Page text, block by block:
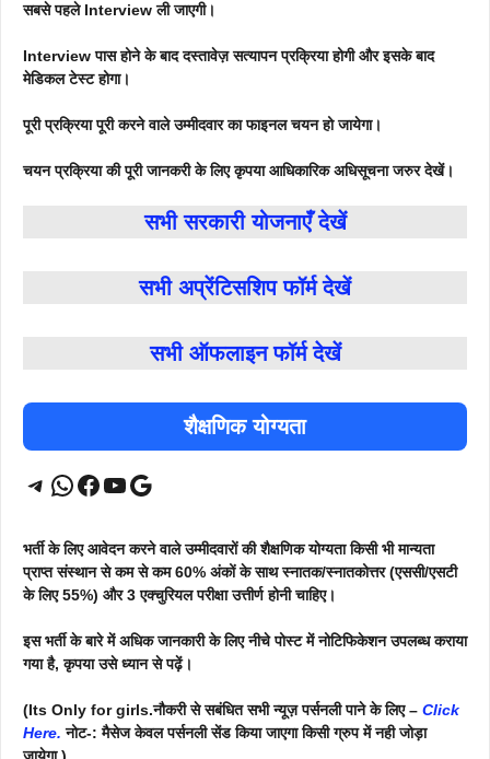
सबसे पहले Interview ली जाएगी।
Interview पास होने के बाद दस्तावेज़ सत्यापन प्रक्रिया होगी और इसके बाद
मेडिकल टेस्ट होगा।
पूरी प्रक्रिया पूरी करने वाले उम्मीदवार का फाइनल चयन हो जायेगा।
चयन प्रक्रिया की पूरी जानकरी के लिए कृपया आधिकारिक अधिसूचना जरुर देखें।
सभी सरकारी योजनाएँ देखें
सभी अप्रेंटिसशिप फॉर्म देखें
सभी ऑफलाइन फॉर्म देखें
शैक्षणिक योग्यता
Telegram
WhatsApp
Facebook
YouTube
Google
भर्ती के लिए आवेदन करने वाले उम्मीदवारों की शैक्षणिक योग्यता किसी भी मान्यता
प्राप्त संस्थान से कम से कम 60% अंकों के साथ स्नातक/स्नातकोत्तर (एससी/एसटी
के लिए 55%) और 3 एक्चुरियल परीक्षा उत्तीर्ण होनी चाहिए।
इस भर्ती के बारे में अधिक जानकारी के लिए नीचे पोस्ट में नोटिफिकेशन उपलब्ध कराया
गया है, कृपया उसे ध्यान से पढ़ें।
(Its Only for girls.नौकरी से सबंधित सभी न्यूज़ पर्सनली पाने के लिए – Click
Here. नोट-: मैसेज केवल पर्सनली सेंड किया जाएगा किसी ग्रुप में नही जोड़ा